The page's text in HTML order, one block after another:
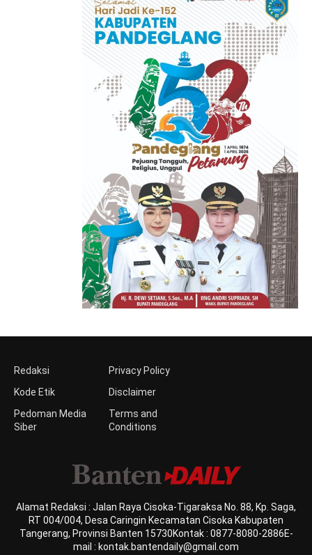
Redaksi
Kode Etik
Pedoman Media
Siber
Privacy Policy
Disclaimer
Terms and
Conditions
Alamat Redaksi : Jalan Raya Cisoka-Tigaraksa No. 88, Kp. Saga,
RT 004/004, Desa Caringin Kecamatan Cisoka Kabupaten
Tangerang, Provinsi Banten 15730Kontak : 0877-8080-2886E-
mail : kontak.bantendaily@gmail.com